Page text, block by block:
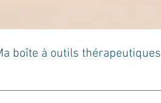
boîte à outils thérapeutiques